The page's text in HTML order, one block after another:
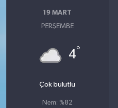
19 MART
PERŞEMBE
4°
Çok bulutlu
Nem: %82